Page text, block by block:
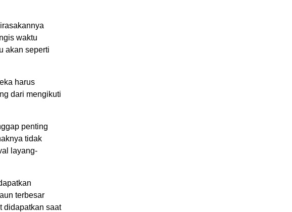
waktu
akan seperti
harus
dari mengikuti
penting
tidak
layang-
terbesar
didapatkan saat